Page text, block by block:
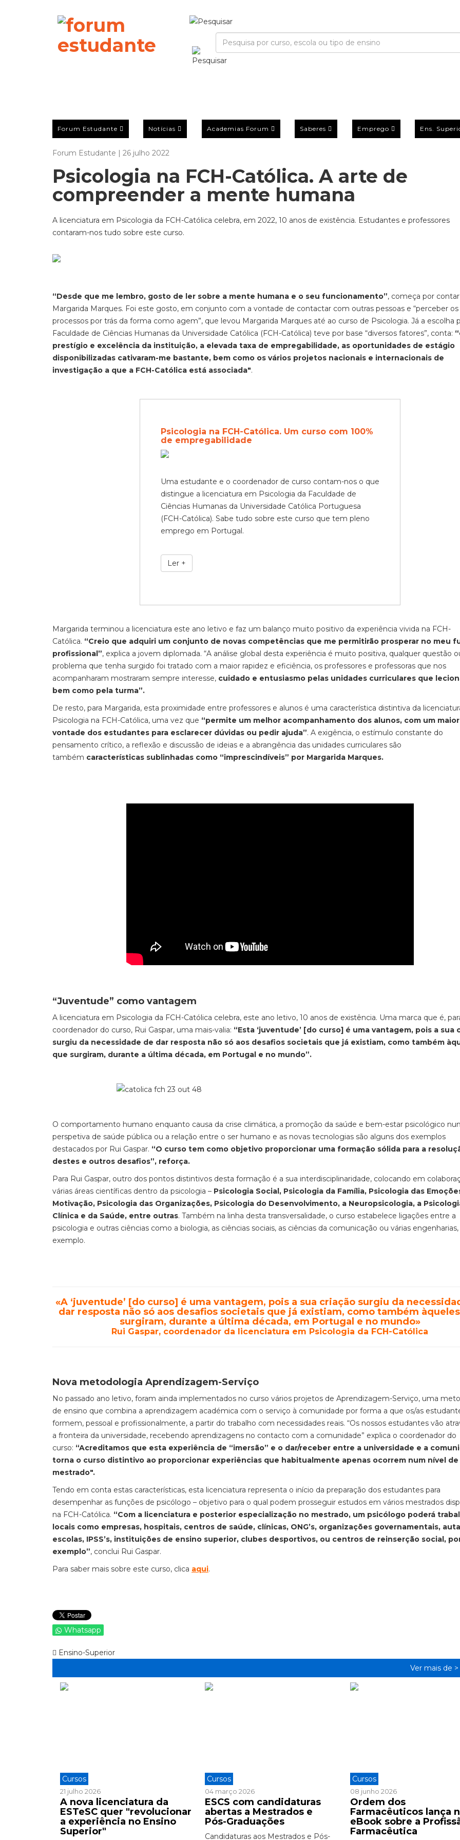
Forum Estudante Notícias Academias Forum Saberes Emprego Ens.
Forum Estudante | 26 julho 2022
Psicologia na FCH-Católica. A arte de
compreender a mente humana
A licenciatura em Psicologia da FCH-Católica celebra, em 2022, 10 anos de existência. Estudantes e professores
contaram-nos tudo sobre este curso.
“Desde que me lembro, gosto de ler sobre a mente humana e o seu funcionamento”, começa por contar
Margarida Marques. Foi este gosto, em conjunto com a vontade de contactar com outras pessoas e “perceber os
processos por trás da forma como agem”, que levou Margarida Marques até ao curso de Psicologia. Já a escolha
Faculdade de Ciências Humanas da Universidade Católica (FCH-Católica) teve por base “diversos fatores”, conta:
prestígio e excelência da instituição, a elevada taxa de empregabilidade, as oportunidades de estágio
disponibilizadas cativaram-me bastante, bem como os vários projetos nacionais e internacionais de
investigação a que a FCH-Católica está associada".
Psicologia na FCH-Católica. Um curso com 100%
de empregabilidade
Uma estudante e o coordenador de curso contam-nos o que
distingue a licenciatura em Psicologia da Faculdade de
Ciências Humanas da Universidade Católica Portuguesa
(FCH-Católica). Sabe tudo sobre este curso que tem pleno
emprego em Portugal.
Ler +
Margarida terminou a licenciatura este ano letivo e faz um balanço muito positivo da experiência vivida na FCH-
Católica. “Creio que adquiri um conjunto de novas competências que me permitirão prosperar no meu
profissional”, explica a jovem diplomada. “A análise global desta experiência é muito positiva, qualquer questão
problema que tenha surgido foi tratado com a maior rapidez e eficiência, os professores e professoras que nos
acompanharam mostraram sempre interesse, cuidado e entusiasmo pelas unidades curriculares que
bem como pela turma”.
De resto, para Margarida, esta proximidade entre professores e alunos é uma característica distintiva da
Psicologia na FCH-Católica, uma vez que “permite um melhor acompanhamento dos alunos, com um
vontade dos estudantes para esclarecer dúvidas ou pedir ajuda”. A exigência, o estímulo constante do
pensamento crítico, a reflexão e discussão de ideias e a abrangência das unidades curriculares são
também características sublinhadas como “imprescindíveis” por Margarida Marques.
“Juventude” como vantagem
A licenciatura em Psicologia da FCH-Católica celebra, este ano letivo, 10 anos de existência. Uma marca que é,
coordenador do curso, Rui Gaspar, uma mais-valia: “Esta ‘juventude’ [do curso] é uma vantagem, pois a sua
surgiu da necessidade de dar resposta não só aos desafios societais que já existiam, como também
que surgiram, durante a última década, em Portugal e no mundo”.
O comportamento humano enquanto causa da crise climática, a promoção da saúde e bem-estar psicológico
perspetiva de saúde pública ou a relação entre o ser humano e as novas tecnologias são alguns dos exemplos
destacados por Rui Gaspar. “O curso tem como objetivo proporcionar uma formação sólida para a
destes e outros desafios”, reforça.
Para Rui Gaspar, outro dos pontos distintivos desta formação é a sua interdisciplinaridade, colocando em
várias áreas científicas dentro da psicologia – Psicologia Social, Psicologia da Família, Psicologia das
Motivação, Psicologia das Organizações, Psicologia do Desenvolvimento, a Neuropsicologia, a
Clínica e da Saúde, entre outras. Também na linha desta transversalidade, o curso estabelece ligações entre a
psicologia e outras ciências como a biologia, as ciências sociais, as ciências da comunicação ou várias
exemplo.
«A ‘juventude’ [do curso] é uma vantagem, pois a sua criação surgiu da
dar resposta não só aos desafios societais que já existiam, como também
surgiram, durante a última década, em Portugal e no mundo»
Rui Gaspar, coordenador da licenciatura em Psicologia da FCH-Católica
Nova metodologia Aprendizagem-Serviço
No passado ano letivo, foram ainda implementados no curso vários projetos de Aprendizagem-Serviço, uma
de ensino que combina a aprendizagem académica com o serviço à comunidade por forma a que os/as
formem, pessoal e profissionalmente, a partir do trabalho com necessidades reais. “Os nossos estudantes vão
a fronteira da universidade, recebendo aprendizagens no contacto com a comunidade” explica o coordenador do
curso: “Acreditamos que esta experiência de “imersão” e o dar/receber entre a universidade e a
torna o curso distintivo ao proporcionar experiências que habitualmente apenas ocorrem num nível de
mestrado".
Tendo em conta estas características, esta licenciatura representa o início da preparação dos estudantes para
desempenhar as funções de psicólogo – objetivo para o qual podem prosseguir estudos em vários mestrados
na FCH-Católica. “Com a licenciatura e posterior especialização no mestrado, um psicólogo poderá
locais como empresas, hospitais, centros de saúde, clínicas, ONG’s, organizações governamentais,
escolas, IPSS’s, instituições de ensino superior, clubes desportivos, ou centros de reinserção social,
exemplo”, conclui Rui Gaspar.
Para saber mais sobre este curso, clica aqui.
Whatsapp
Ensino-Superior
Ver mais de >
Cursos
21 julho 2026
A nova licenciatura da
ESTeSC quer "revolucionar
a experiência no Ensino
Superior"
Cursos
04 março 2026
ESCS com candidaturas
abertas a Mestrados e
Pós-Graduações
Candidaturas aos Mestrados e Pós-
Cursos
08 junho 2026
Ordem dos
Farmacêuticos lança
eBook sobre a
Farmacêutica